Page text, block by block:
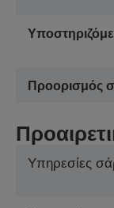
Προορισμός
Υπηρεσίες